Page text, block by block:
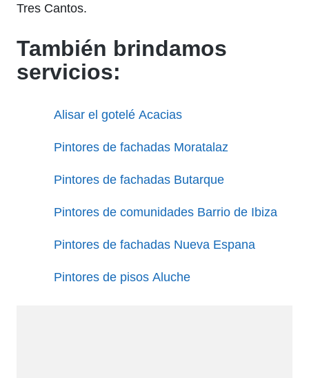
Tres Cantos.
También brindamos
servicios:
Alisar el gotelé Acacias
Pintores de fachadas Moratalaz
Pintores de fachadas Butarque
Pintores de comunidades Barrio de Ibiza
Pintores de fachadas Nueva Espana
Pintores de pisos Aluche